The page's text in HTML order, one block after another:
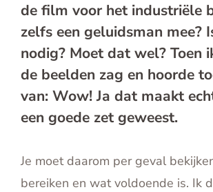
de film voor het industriële
zelfs een geluidsman mee?
nodig? Moet dat wel? Toen
de beelden zag en hoorde
van: Wow! Ja dat maakt
een goede zet geweest.
Je moet daarom per geval
bereiken en wat voldoende is. Ik